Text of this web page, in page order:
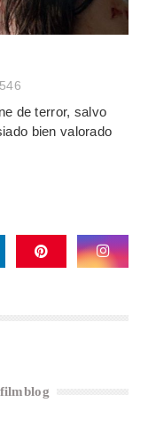
de terror, salvo
bien valorado